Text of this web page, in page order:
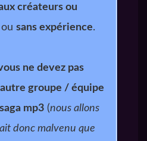
vous croise en
convention, on se
vous.
vous
nos éditos et com’
créateurs ou
ou sans expérience.
ne devez pas
groupe / équipe
mp3 (nous allons
donc malvenu que